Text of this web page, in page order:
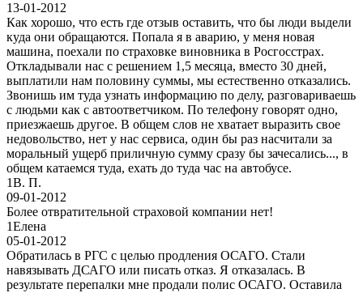
13-01-2012
Как хорошо, что есть где отзыв оставить, что бы люди выдели
куда они обращаются. Попала я в аварию, у меня новая
машина, поехали по страховке виновника в Росгосстрах.
Откладывали нас с решением 1,5 месяца, вместо 30 дней,
выплатили нам половину суммы, мы естественно отказались.
Звонишь им туда узнать информацию по делу, разговариваешь
с людьми как с автоответчиком. По телефону говорят одно,
приезжаешь другое. В общем слов не хватает выразить свое
недовольство, нет у нас сервиса, один бы раз насчитали за
моральный ущерб приличную сумму сразу бы зачесались..., в
общем катаемся туда, ехать до туда час на автобусе.
1В. П.
09-01-2012
Более отвратительной страховой компании нет!
1Елена
05-01-2012
Обратилась в РГС с целью продления ОСАГО. Стали
навязывать ДСАГО или писать отказ. Я отказалась. В
результате перепалки мне продали полис ОСАГО. Оставила